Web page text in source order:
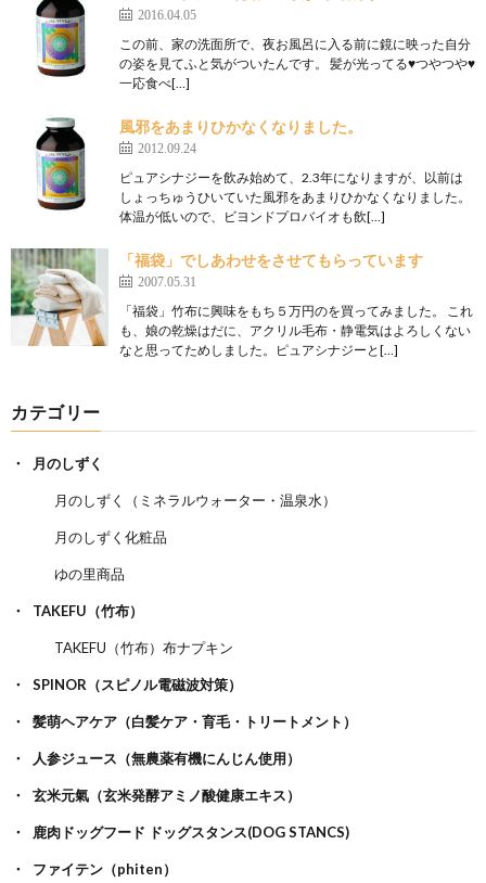
2016.04.05
この前、家の洗面所で、夜お風呂に入る前に鏡に映った自分
の姿を見てふと気がついたんです。 髪が光ってる♥つやつや♥
一応食べ[…]
風邪をあまりひかなくなりました。
2012.09.24
ピュアシナジーを飲み始めて、2.3年になりますが、以前は
しょっちゅうひいていた風邪をあまりひかなくなりました。
体温が低いので、ビヨンドプロバイオも飲[…]
「福袋」でしあわせをさせてもらっています
2007.05.31
「福袋」竹布に興味をもち５万円のを買ってみました。 これ
も、娘の乾燥はだに、アクリル毛布・静電気はよろしくない
なと思ってためしました。ピュアシナジーと[…]
カテゴリー
月のしずく
月のしずく（ミネラルウォーター・温泉水）
月のしずく化粧品
ゆの里商品
TAKEFU（竹布）
TAKEFU（竹布）布ナプキン
SPINOR（スピノル電磁波対策）
髪萌ヘアケア（白髪ケア・育毛・トリートメント）
人参ジュース（無農薬有機にんじん使用）
玄米元氣（玄米発酵アミノ酸健康エキス）
鹿肉ドッグフード ドッグスタンス(DOG STANCS)
ファイテン（phiten）